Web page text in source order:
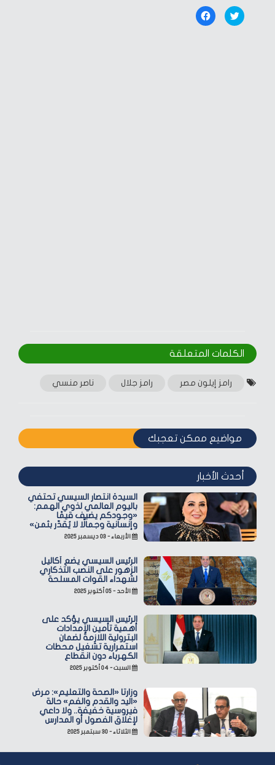
Click
to
share
Click
to
الكلمات المتعلقة‎
رامز إيلون مصر رامز جلال ناصر منسي
مواضيع ممكن تعجبك
أحدث الأخبار
السيدة انتصار السيسي تحتفي
باليوم العالمي لذوي الهمم:
«وجودكم يضيف قيمًا
وإنسانية وجمالًا لا يُقدّر بثمن»
الأربعاء - ٠٣ ديسمبر ٢٠٢٥
الرئيس السيسي يضع أكاليل
الزهور على النصب التذكاري
لشهداء القوات المسلحة
الأحد - ٠٥ أكتوبر ٢٠٢٥
الرئيس السيسي يؤكد على
أهمية تأمين الإمدادات
البترولية اللازمة لضمان
استمرارية تشغيل محطات
الكهرباء دون انقطاع
السبت - ٠٤ أكتوبر ٢٠٢٥
وزارتا «الصحة والتعليم»: مرض
«اليد والقدم والفم» حالة
فيروسية خفيفة.. ولا داعي
لإغلاق الفصول أو المدارس
الثلاثاء - ٣٠ سبتمبر ٢٠٢٥